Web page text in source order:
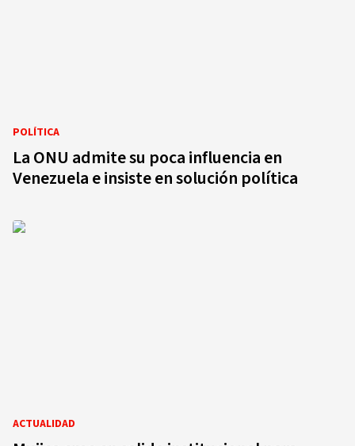
POLÍTICA
La ONU admite su poca influencia en
Venezuela e insiste en solución política
ACTUALIDAD